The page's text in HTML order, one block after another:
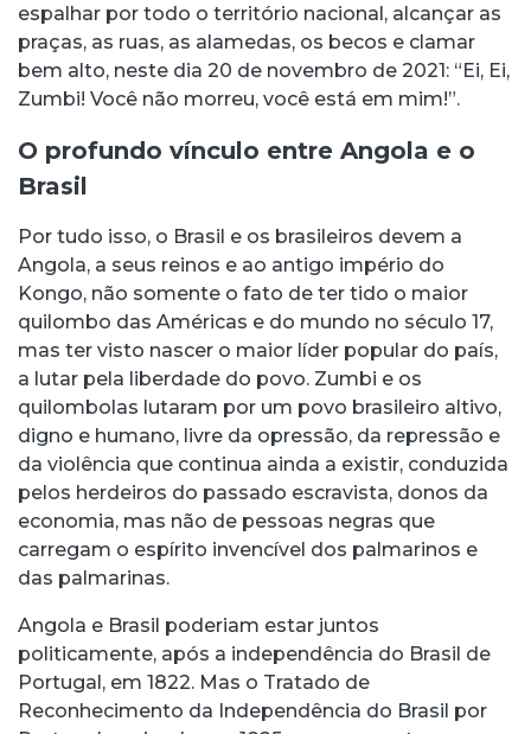
espalhar por todo o território nacional, alcançar as
praças, as ruas, as alamedas, os becos e clamar
bem alto, neste dia 20 de novembro de 2021: “Ei, Ei,
Zumbi! Você não morreu, você está em mim!”.
O profundo vínculo entre Angola e o
Brasil
Por tudo isso, o Brasil e os brasileiros devem a
Angola, a seus reinos e ao antigo império do
Kongo, não somente o fato de ter tido o maior
quilombo das Américas e do mundo no século 17,
mas ter visto nascer o maior líder popular do país,
a lutar pela liberdade do povo. Zumbi e os
quilombolas lutaram por um povo brasileiro altivo,
digno e humano, livre da opressão, da repressão e
da violência que continua ainda a existir, conduzida
pelos herdeiros do passado escravista, donos da
economia, mas não de pessoas negras que
carregam o espírito invencível dos palmarinos e
das palmarinas.
Angola e Brasil poderiam estar juntos
politicamente, após a independência do Brasil de
Portugal, em 1822. Mas o Tratado de
Reconhecimento da Independência do Brasil por